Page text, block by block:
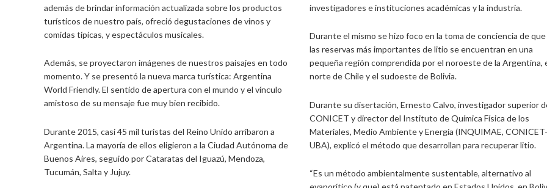
además de brindar información actualizada sobre los productos
turísticos de nuestro país, ofreció degustaciones de vinos y
comidas típicas, y espectáculos musicales.
Además, se proyectaron imágenes de nuestros paisajes en todo
momento. Y se presentó la nueva marca turística: Argentina
World Friendly. El sentido de apertura con el mundo y el vínculo
amistoso de su mensaje fue muy bien recibido.
Durante 2015, casi 45 mil turistas del Reino Unido arribaron a
Argentina. La mayoría de ellos eligieron a la Ciudad Autónoma de
Buenos Aires, seguido por Cataratas del Iguazú, Mendoza,
Tucumán, Salta y Jujuy.
investigadores e instituciones académicas y la industria.
Durante el mismo se hizo foco en la toma de conciencia de que
las reservas más importantes de litio se encuentran en una
pequeña región comprendida por el noroeste de la Argentina,
norte de Chile y el sudoeste de Bolivia.
Durante su disertación, Ernesto Calvo, investigador superior
CONICET y director del Instituto de Química Física de los
Materiales, Medio Ambiente y Energía (INQUIMAE, CONICET-
UBA), explicó el método que desarrollan para recuperar litio.
“Es un método ambientalmente sustentable, alternativo al